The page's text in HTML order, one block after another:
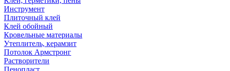
Инструмент
Плиточный клей
Клей обойный
Кровельные материалы
Утеплитель, керамзит
Потолок Армстронг
Растворители
Пенопласт